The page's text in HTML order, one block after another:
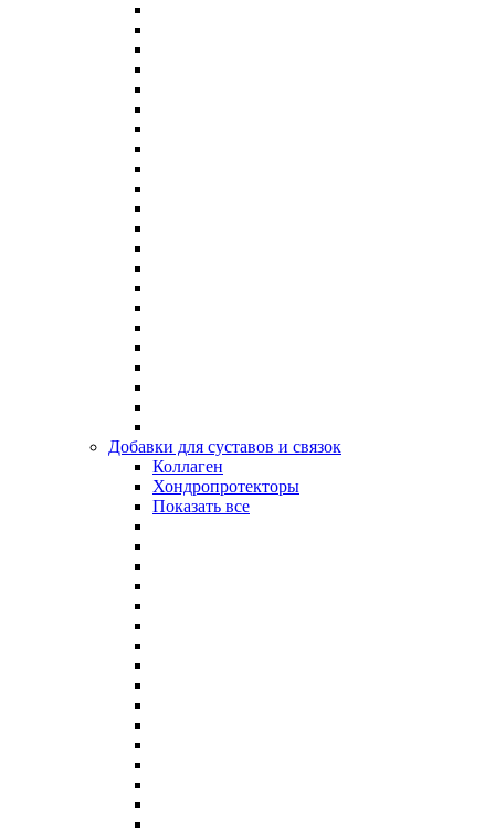
Добавки для суставов и связок
Коллаген
Хондропротекторы
Показать все